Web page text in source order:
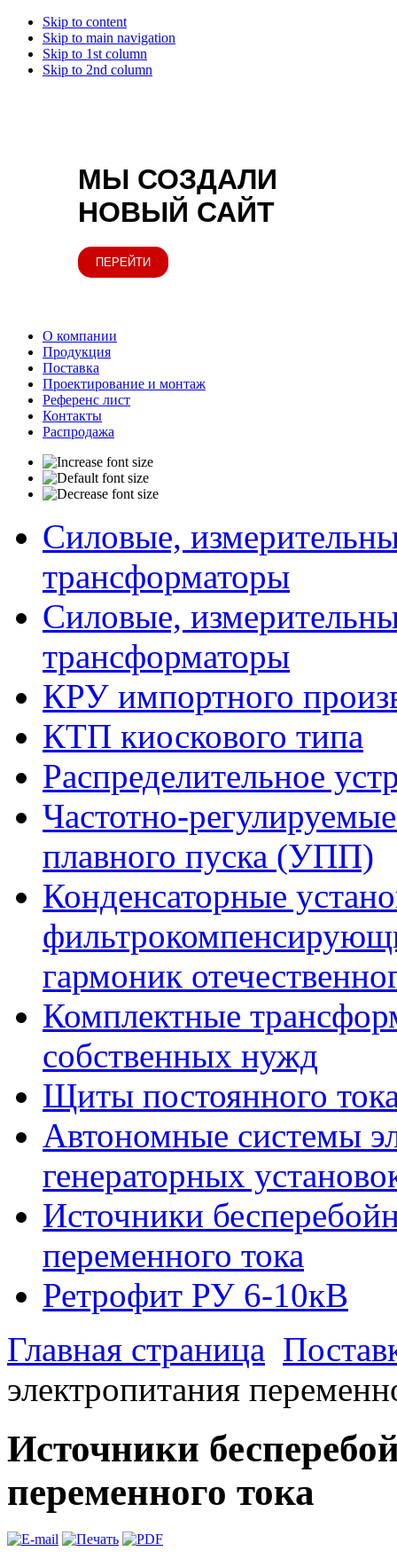
Skip to content
Skip to main navigation
Skip to 1st column
Skip to 2nd column
МЫ СОЗДАЛИ
НОВЫЙ САЙТ
ПЕРЕЙТИ
О компании
Продукция
Поставка
Проектирование и монтаж
Референс лист
Контакты
Распродажа
Силовые,
трансформаторы
Силовые,
трансформаторы
КРУ импортного
КТП киоскового типа
Распределительное
Частотно-
плавного пуска (УПП)
Конденсаторные
гармоник
Комплектные
собственных нужд
Щиты постоянного
Автономные системы
генераторных
Источники
переменного тока
Ретрофит РУ 6-10кВ
Главная страница
электропитания
Источники
переменного тока